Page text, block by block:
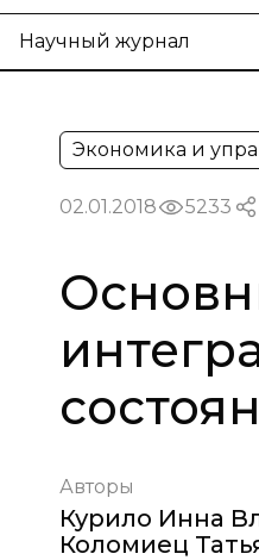
Научный журнал
Экономика и
02.01.2018 5233
Авторы
Курило Инна
Коломиец